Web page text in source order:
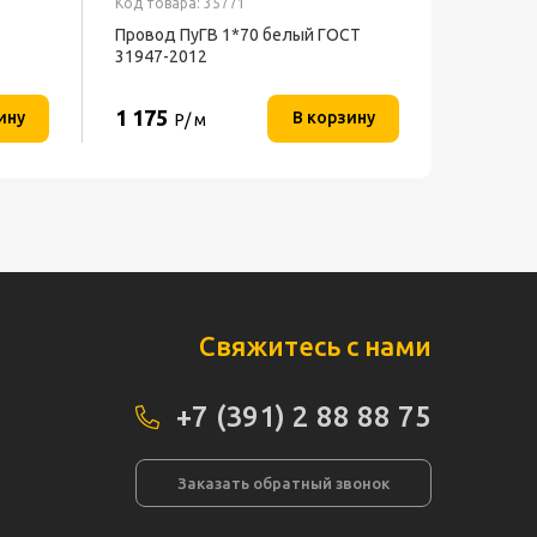
Провод ПуГВ 1*70 белый ГОСТ
31947-2012
1 175 Р/ м В корзину
Свяжитесь с нами
+7 (391) 2 88 88 75
Заказать обратный звонок